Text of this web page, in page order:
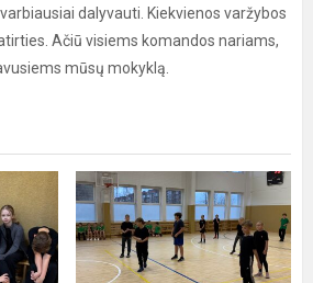
dalyvauti. Kiekvienos varžybos
Ačiū visiems komandos nariams,
mūsų mokyklą.